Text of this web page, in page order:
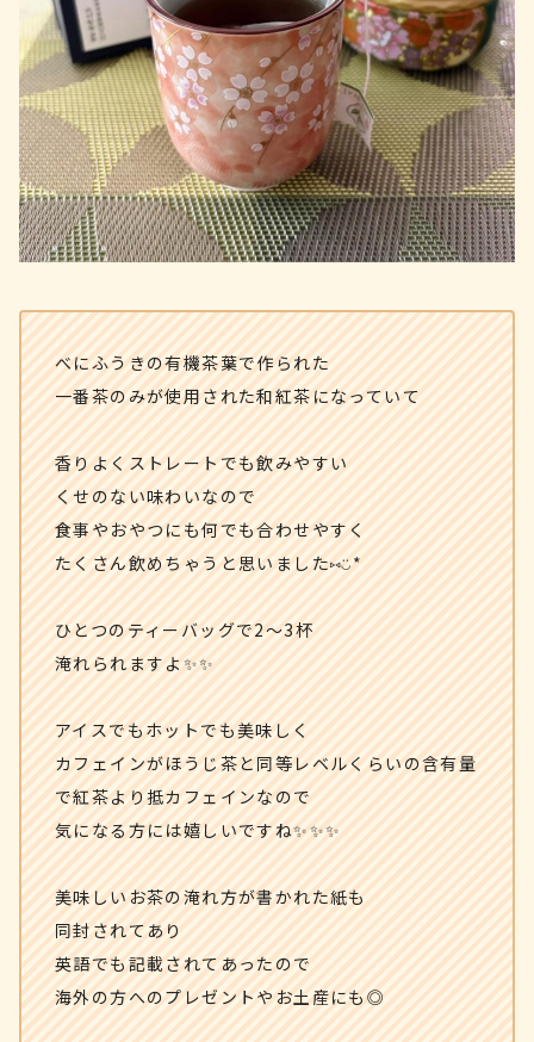
べにふうきの有機茶葉で作られた
一番茶のみが使用された和紅茶になっていて
香りよくストレートでも飲みやすい
くせのない味わいなので
食事やおやつにも何でも合わせやすく
たくさん飲めちゃうと思いました⑅◡̈*
ひとつのティーバッグで2〜3杯
淹れられますよ✨✨
アイスでもホットでも美味しく
カフェインがほうじ茶と同等レベルくらいの含有量
で紅茶より抵カフェインなので
気になる方には嬉しいですね✨✨✨
美味しいお茶の淹れ方が書かれた紙も
同封されてあり
英語でも記載されてあったので
海外の方へのプレゼントやお土産にも◎